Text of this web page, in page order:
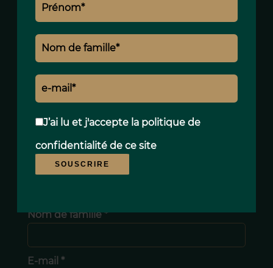
J’ai lu et j'accepte la politique de
confidentialitéde ce site
SOUSCRIRE
Prénom *
Nom de famille *
E-mail *